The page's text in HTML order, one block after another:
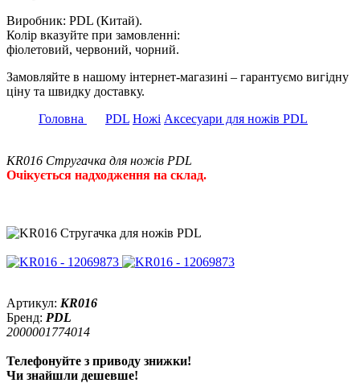
Виробник: PDL (Китай).
Колір вказуйте при замовленні:
фіолетовий, червоний, чорний.
Замовляйте в нашому інтернет-магазині – гарантуємо вигідну
ціну та швидку доставку.
Головна
PDL Ножі Аксесуари для ножів PDL
KR016 Стругачка для ножів PDL
Очікується надходження на склад.
Артикул: KR016
Бренд: PDL
2000001774014
Телефонуйте з приводу знижки!
Чи знайшли дешевше!